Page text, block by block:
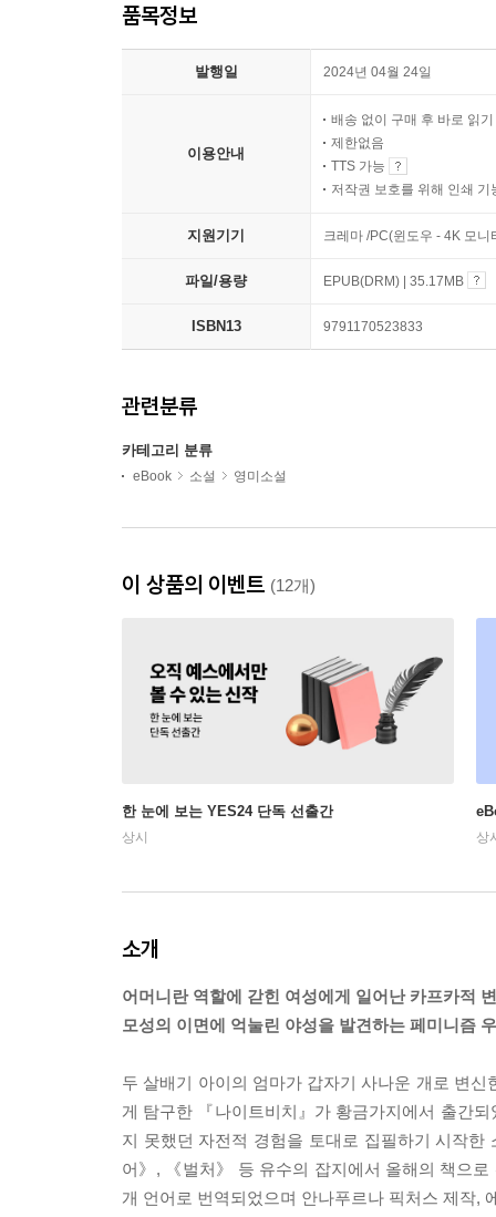
품목정보
발행일 2024년 04월 24일
이용안내
배송 없이 구매 후 바로 읽기
제한없음
TTS 가능
저작권 보호를 위해 인쇄 기
지원기기 크레마 /PC(윈도우 - 4K 모
파일/용량 EPUB(DRM) | 35.17MB
ISBN13 9791170523833
관련분류
카테고리 분류
eBook 소설 영미소설
이 상품의 이벤트 (12개)
한 눈에 보는 YES24 단독 선출간
상시 상
소개
어머니란 역할에 갇힌 여성에게 일어난 카프카적
모성의 이면에 억눌린 야성을 발견하는 페미니즘
두 살배기 아이의 엄마가 갑자기 사나운 개로 변
게 탐구한 『나이트비치』가 황금가지에서 출간
지 못했던 자전적 경험을 토대로 집필하기 시작
어》, 《벌처》 등 유수의 잡지에서 올해의 책으
개 언어로 번역되었으며 안나푸르나 픽처스 제작,